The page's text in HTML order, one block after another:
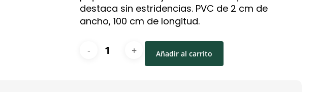
destaca sin estridencias. PVC de 2 cm de
ancho, 100 cm de longitud.
Correa
Añadir al carrito